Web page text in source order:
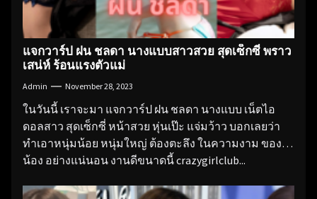
แจกวาร์ป ฝน ชลดา นางแบบสาวสวย สุดเซ็กซี่ พราว
เสน่ห์ ร้อนแรงตัวแม่
Admin November 28, 2023
ในวันนี้ เราจะมา แจกวาร์ป ฝน ชลดา นางแบบ เน็ตไอ
ดอลสาว สุดเซ็กซี่ หน้าสวย หุ่นเป๊ะ แจ่มว้าว บอกเลยว่า
ทำเอาหนุ่มน้อย หนุ่มใหญ่ ต้องตะลึง ในความงาม ของ
น้อง อย่างแน่นอน งานดีขนาดนี้ crazygirlclub...